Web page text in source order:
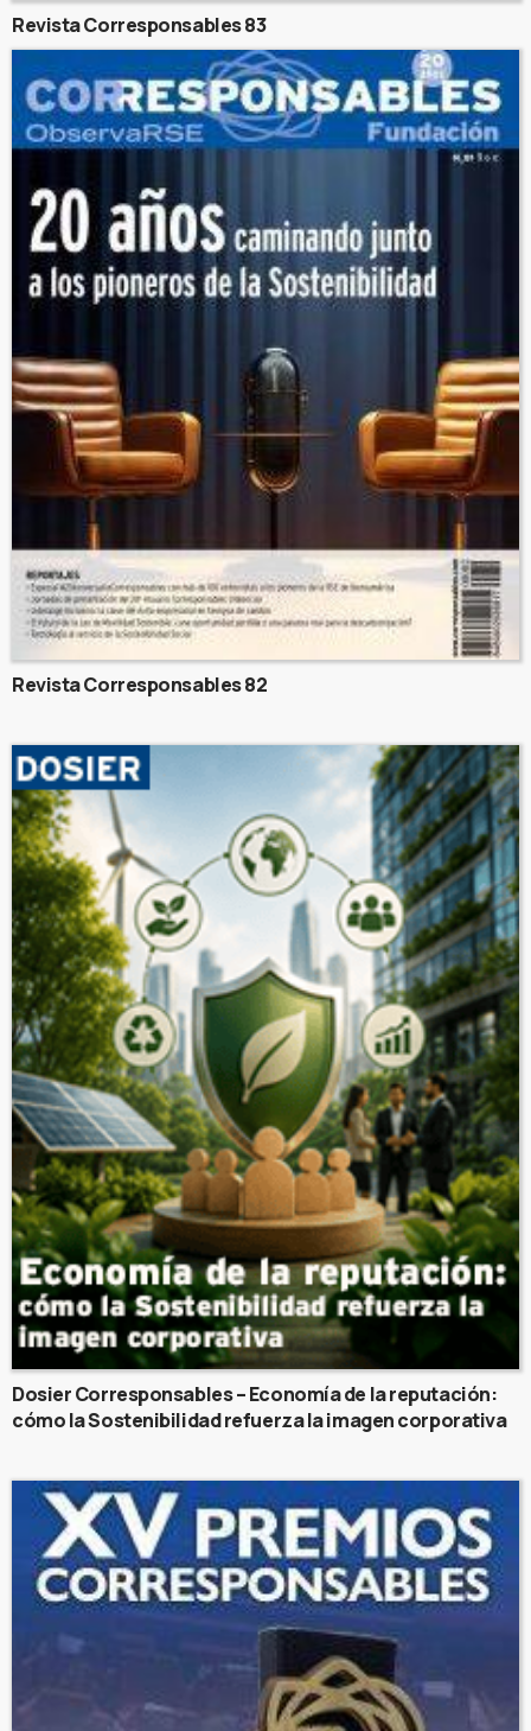
Revista Corresponsables 83
Revista Corresponsables 82
Dosier Corresponsables – Economía de la reputación:
cómo la Sostenibilidad refuerza la imagen corporativa